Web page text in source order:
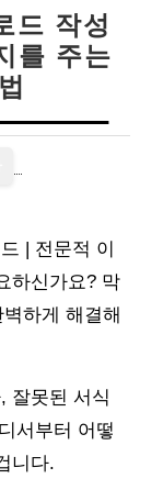
드 작성
를 주는
| 전문적 이
하신가요? 막
하게 해결해
잘못된 서식
서부터 어떻
니다.